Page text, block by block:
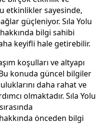
etkinlikler sayesinde,
güçleniyor. Sıla Yolu
bilgi sahibi
keyifli hale getirebilir.
koşulları ve altyapı
konuda güncel bilgiler
daha rahat ve
olmaktadır. Sıla Yolu
önceden bilgi